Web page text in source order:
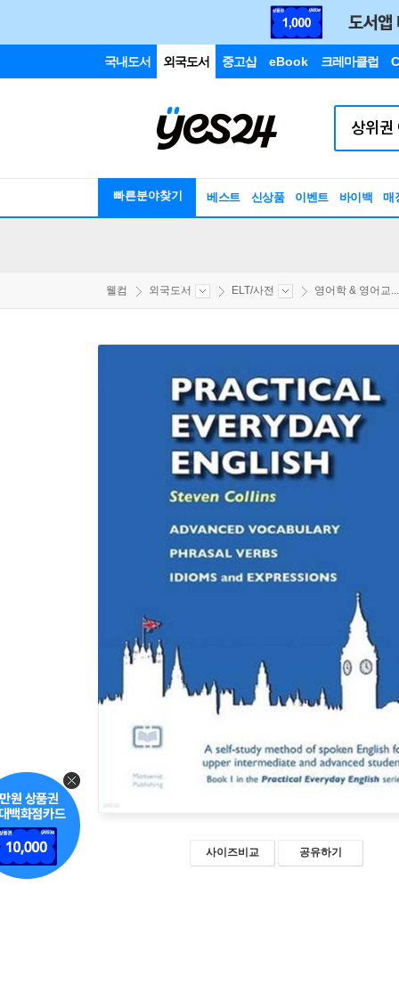
국내도서 외국도서 중고샵 eBook 크레마클럽
빠른분야찾기 베스트 신상품 이벤트 바이백 매
웰컴 외국도서 ELT/사전 영어학 & 영어교...
사이즈비교 공유하기